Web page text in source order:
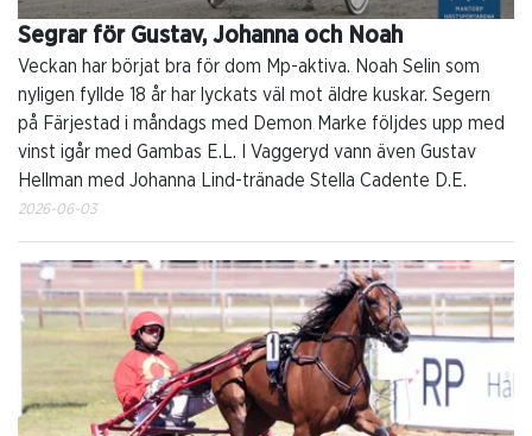
Segrar för Gustav, Johanna och Noah
Veckan har börjat bra för dom Mp-aktiva. Noah Selin som
nyligen fyllde 18 år har lyckats väl mot äldre kuskar. Segern
på Färjestad i måndags med Demon Marke följdes upp med
vinst igår med Gambas E.L. I Vaggeryd vann även Gustav
Hellman med Johanna Lind-tränade Stella Cadente D.E.
2026-06-03